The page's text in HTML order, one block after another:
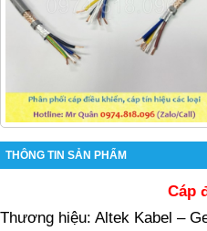
THÔNG TIN SẢN PHẨM
Cáp
Thương hiệu: Altek Kabel –